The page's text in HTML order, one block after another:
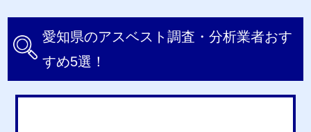
愛知県のアスベスト調査・分析業者おす
すめ5選！